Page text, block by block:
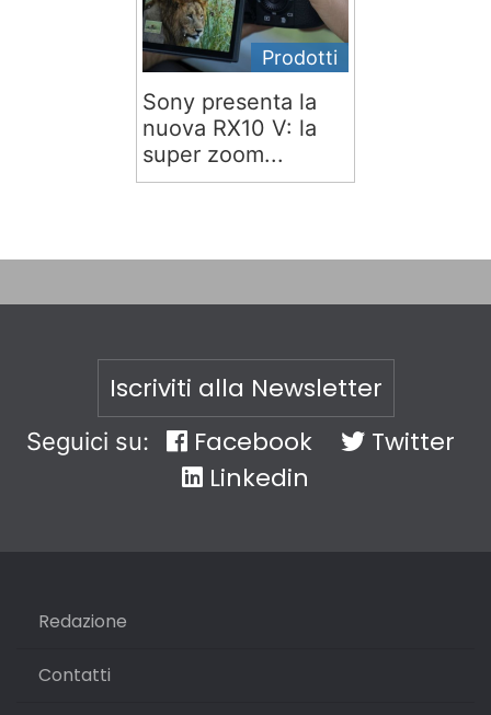
Prodotti
Sony presenta la
nuova RX10 V: la
super zoom...
Iscriviti alla Newsletter
Seguici su: Facebook
Twitter
Linkedin
Redazione
Contatti